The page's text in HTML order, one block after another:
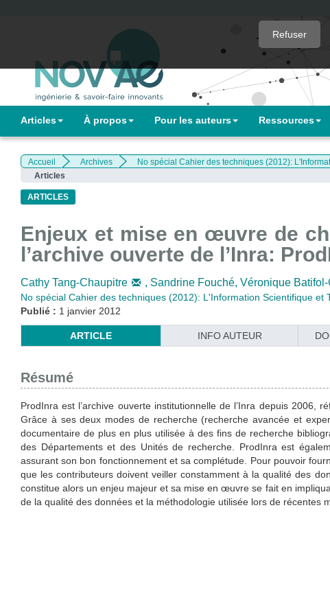
content
Main
Content
Sidebar
Articles À propos Pour les auteurs Ressources
Accueil Archives
No spécial Cahier des techniques (2012):
Articles
ARTICLES
Enjeux et mise en œuvre de
l’archive ouverte de l’Inra:
Cathy Tang-Chaupitre , Sandrine Fouché, Véronique
No spécial Cahier des techniques (2012): L'Information Scientifique
Publié : 1 janvier 2012
ARTICLE INFO AUTEUR
Résumé
ProdInra est l’archive ouverte institutionnelle de l’Inra depuis 2006,
Grâce à ses deux modes de recherche (recherche avancée et
documentaire de plus en plus utilisée à des fins de recherche
des Départements et des Unités de recherche. ProdInra est
assurant son bon fonctionnement et sa complétude. Pour pouvoir
que les contributeurs doivent veiller constamment à la qualité des
constitue alors un enjeu majeur et sa mise en œuvre se fait en
de la qualité des données et la méthodologie utilisée lors de récentes
Refuser